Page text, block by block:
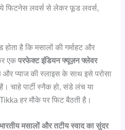
फिटनेस लवर्स से लेकर फूड लवर्स,
है कि मसालों की गर्माहट और
एकपरफेक्ट इंडियन फ्यूज़न फ्लेवर
प्याज की स्लाइस के साथ इसे परोसा
है। चाहे पार्टी स्नैक हो, संडे लंच या
हर मौके पर फिट बैठती है।
मसालों और तटीय स्वाद का सुंदर